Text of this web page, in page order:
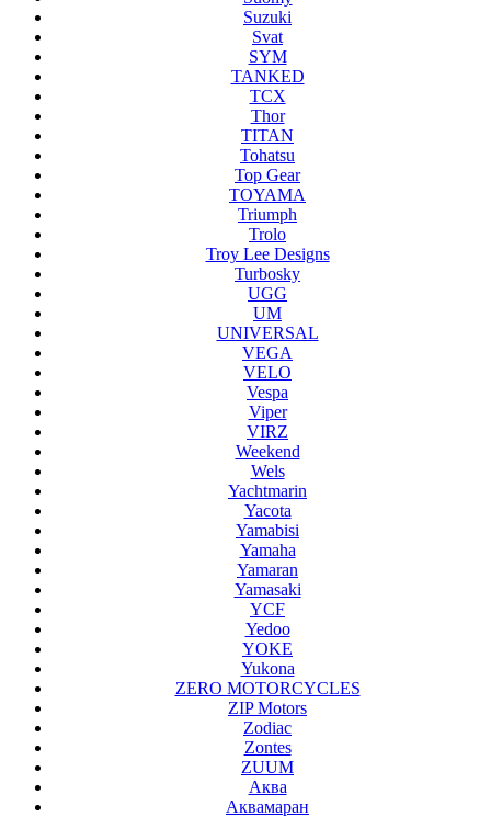
Suzuki
Svat
SYM
TANKED
TCX
Thor
TITAN
Tohatsu
Top Gear
TOYAMA
Triumph
Trolo
Troy Lee Designs
Turbosky
UGG
UM
UNIVERSAL
VEGA
VELO
Vespa
Viper
VIRZ
Weekend
Wels
Yachtmarin
Yacota
Yamabisi
Yamaha
Yamaran
Yamasaki
YCF
Yedoo
YOKE
Yukona
ZERO MOTORCYCLES
ZIP Motors
Zodiac
Zontes
ZUUM
Аква
Аквамаран